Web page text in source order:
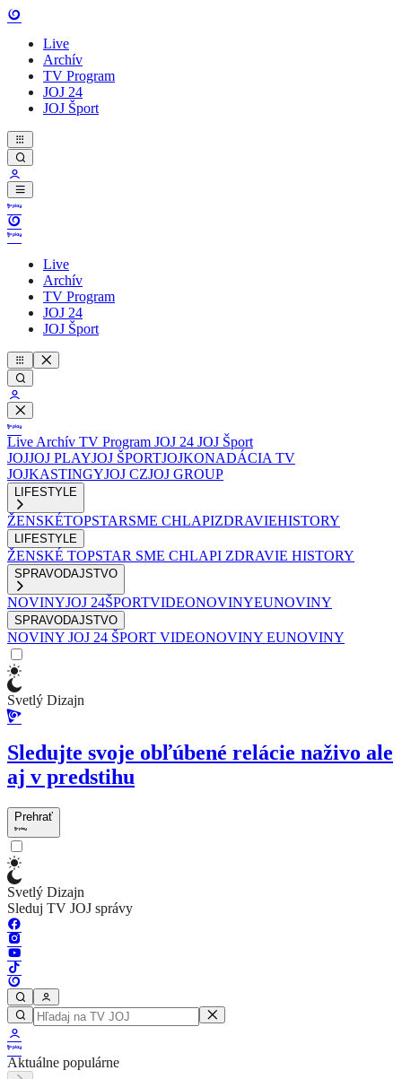
Live
Archív
TV Program
JOJ 24
JOJ Šport
Live
Archív
TV Program
JOJ 24
JOJ Šport
Live Archív TV Program JOJ 24 JOJ Šport
JOJJOJ PLAYJOJ ŠPORTJOJKONADÁCIA TV
JOJKASTINGYJOJ CZJOJ GROUP
LIFESTYLE
ŽENSKÉTOPSTARSME CHLAPIZDRAVIEHISTORY
LIFESTYLE
ŽENSKÉ TOPSTAR SME CHLAPI ZDRAVIE HISTORY
SPRAVODAJSTVO
NOVINYJOJ 24ŠPORTVIDEONOVINYEUNOVINY
SPRAVODAJSTVO
NOVINY JOJ 24 ŠPORT VIDEONOVINY EUNOVINY
Svetlý Dizajn
Sledujte svoje obľúbené relácie naživo ale
aj v predstihu
Prehrať
Svetlý Dizajn
Sleduj TV JOJ správy
Aktuálne populárne